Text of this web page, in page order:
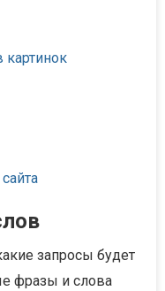
картинок
запросы будет
фразы и слова